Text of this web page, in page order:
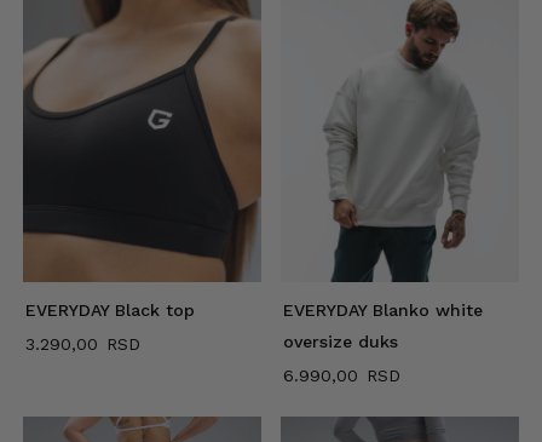
EVERYDAY Black top
3.290,00
EVERYDAY Blanko white
oversize duks
6.990,00